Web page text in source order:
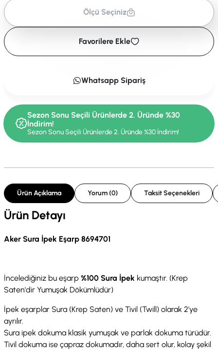
Ölçü Seçiniz
Favorilere Ekle
Whatsapp Sipariş
Sezon Sonu Seçili Ürünlerde 2. Üründe %30
İndirim!
Sezon Sonu Seçili Ürünlerde 2. Üründe %30 İndirim!
Ürün Açıklama Yorum (0) Taksit Seçenekleri
Ürün Detayı
Aker Sura İpek Eşarp 8694701
İncelediğiniz bu eşarp %100 Sura İpek kumaştır. (Krep
Saten'dir Yumuşak Dökümlüdür)
İpek eşarplar Sura (Krep Saten) ve Tivil (Twill) olarak 2'ye
ayrılır.
Sura ipek dokuma klasik yumuşak ve parlak dokuma türüdür.
Tivil dokuma ise çapraz dokumadır, daha sert olur, kolay şekil